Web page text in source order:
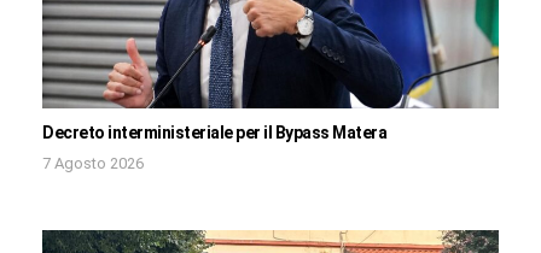
Decreto interministeriale per il Bypass Matera
7 Agosto 2026